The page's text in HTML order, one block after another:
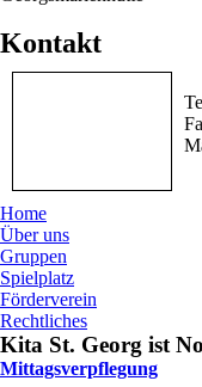
Kontakt
Home
Über uns
Gruppen
Spielplatz
Förderverein
Rechtliches
Kita St. Georg ist
Mittagsverpflegung